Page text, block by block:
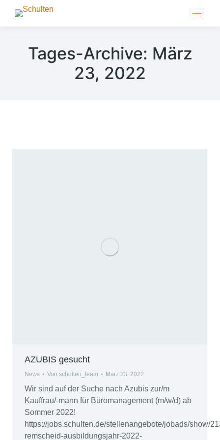
Tages-Archive: März
23, 2022
AZUBIS gesucht
News Von schulten_team März 23, 2022
Wir sind auf der Suche nach Azubis zur/m
Kauffrau/-mann für Büromanagement (m/w/d) ab
Sommer 2022!
https://jobs.schulten.de/stellenangebote/jobads/show/
remscheid-ausbildungsjahr-2022-